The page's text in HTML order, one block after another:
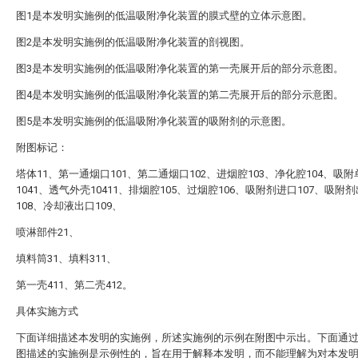
图1是本发明实施例的低温吸附净化装置的膜式壁的立体示意图。
图2是本发明实施例的低温吸附净化装置的剖视图。
图3是本发明实施例的低温吸附净化装置的第一壳展开后的部分示意图。
图4是本发明实施例的低温吸附净化装置的第二壳展开后的部分示意图。
图5是本发明实施例的低温吸附净化装置的吸附剂的示意图。
附图标记：
塔体11、第一通烟口101、第二通烟口102、进烟腔103、净化腔104、吸附
1041、透气外壳10411、排烟腔105、过烟腔106、吸附剂进口107、吸附剂
108、冷却液出口109、
喷淋部件21、
填料筒31、填料311、
第一壳411、第二壳412。
具体实施方式
下面详细描述本发明的实施例，所述实施例的示例在附图中示出。下面通
图描述的实施例是示例性的，旨在用于解释本发明，而不能理解为对本发